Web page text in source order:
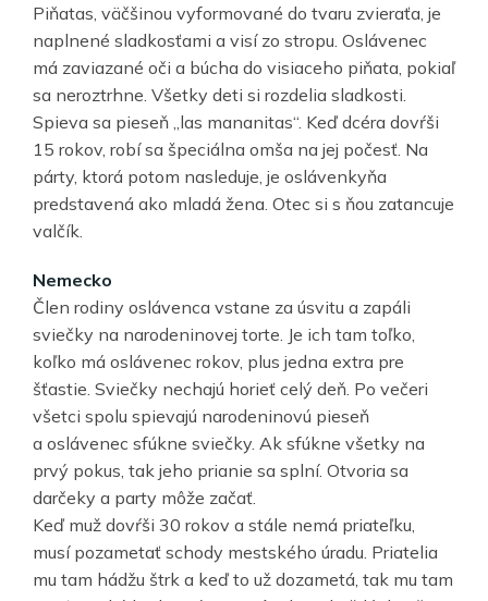
Piňatas, väčšinou vyformované do tvaru zvieraťa, je
naplnené sladkosťami a visí zo stropu. Oslávenec
má zaviazané oči a búcha do visiaceho piňata, pokiaľ
sa neroztrhne. Všetky deti si rozdelia sladkosti.
Spieva sa pieseň „las mananitas“. Keď dcéra dovŕši
15 rokov, robí sa špeciálna omša na jej počesť. Na
párty, ktorá potom nasleduje, je oslávenkyňa
predstavená ako mladá žena. Otec si s ňou zatancuje
valčík.
Nemecko
Člen rodiny oslávenca vstane za úsvitu a zapáli
sviečky na narodeninovej torte. Je ich tam toľko,
koľko má oslávenec rokov, plus jedna extra pre
šťastie. Sviečky nechajú horieť celý deň. Po večeri
všetci spolu spievajú narodeninovú pieseň
a oslávenec sfúkne sviečky. Ak sfúkne všetky na
prvý pokus, tak jeho prianie sa splní. Otvoria sa
darčeky a party môže začať.
Keď muž dovŕši 30 rokov a stále nemá priateľku,
musí pozametať schody mestského úradu. Priatelia
mu tam hádžu štrk a keď to už dozametá, tak mu tam